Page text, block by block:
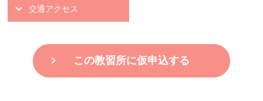
交通アクセス
この教習所に仮申込する